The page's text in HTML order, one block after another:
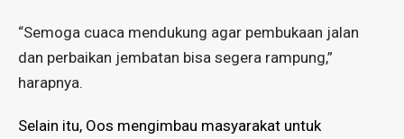
“Semoga cuaca mendukung agar pembukaan jalan
dan perbaikan jembatan bisa segera rampung,”
harapnya.
Selain itu, Oos mengimbau masyarakat untuk